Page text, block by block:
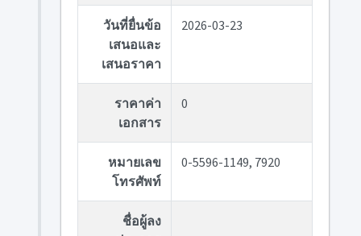
วันที่ยื่นข้อ
เสนอและ
เสนอราคา
2026-03-23
ราคาค่า
เอกสาร
0
หมายเลข
โทรศัพท์
0-5596-1149, 7920
ชื่อผู้ลง